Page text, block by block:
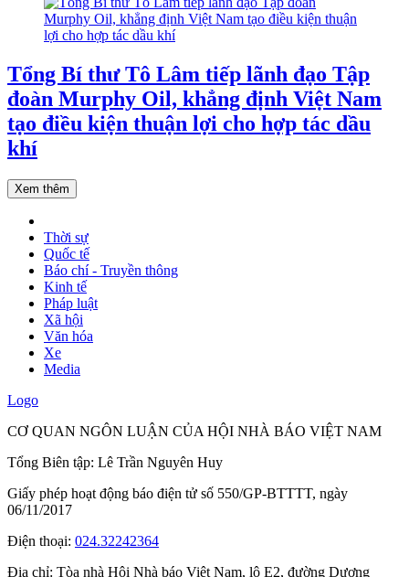
Tổng Bí thư Tô Lâm tiếp lãnh đạo Tập
đoàn Murphy Oil, khẳng định Việt Nam
tạo điều kiện thuận lợi cho hợp tác dầu
khí
Xem thêm
Thời sự
Quốc tế
Báo chí - Truyền thông
Kinh tế
Pháp luật
Xã hội
Văn hóa
Xe
Media
Logo
CƠ QUAN NGÔN LUẬN CỦA HỘI NHÀ BÁO VIỆT NAM
Tổng Biên tập: Lê Trần Nguyên Huy
Giấy phép hoạt động báo điện tử số 550/GP-BTTTT, ngày
06/11/2017
Điện thoại: 024.32242364
Địa chỉ: Tòa nhà Hội Nhà báo Việt Nam, lô E2, đường Dương